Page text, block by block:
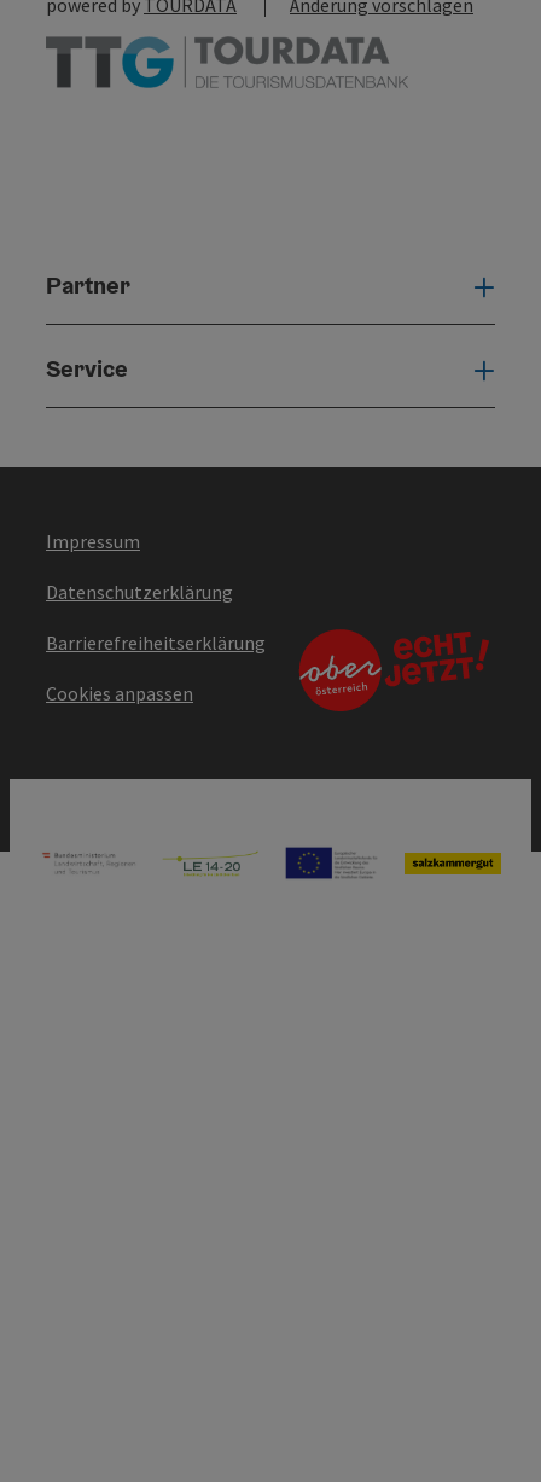
Partner
Service
Impressum
Datenschutzerklärung
Barrierefreiheitserklärung
Cookies anpassen